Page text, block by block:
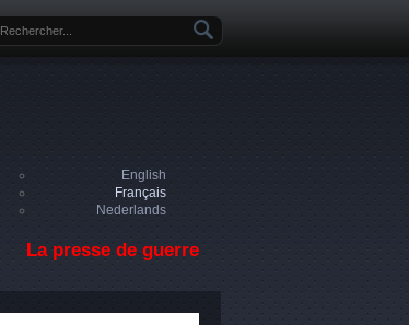
Formulaire de recherche
English
Français
Nederlands
La presse de guerre